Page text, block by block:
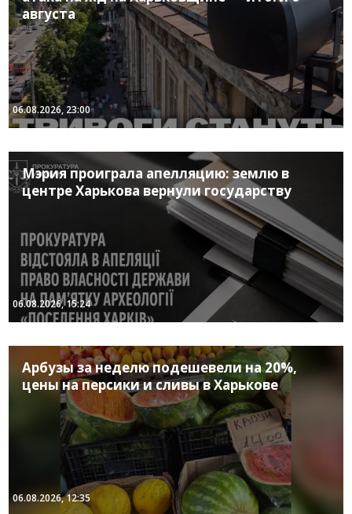
августа
06.08.2026, 23:00
Мэрия проиграла апелляцию: землю в
центре Харькова вернули государству
06.08.2026, 15:24
Арбузы за неделю подешевели на 20%,
цены на персики и сливы в Харькове
06.08.2026, 12:35